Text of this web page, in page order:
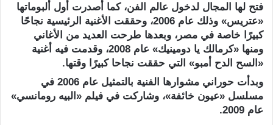
فتح لها المجال لدخول عالم الفن، كما أصدرت أول ألبوماتها
«عتريس» وذلك عام 2006، وحققت الأغنية الرئيسية نجاحًا
كبيرًا خاصة في مصر، وبعدها طرحت العديد من الأغاني
ومنها «كرمالك يا دومينيك» عام 2008، وقدمت فيه أغنية
«السح الدح أمبو» التي حققت نجاحا كبيرًا وقتها.
وبدأت حوراني مشوارها الفنية بالتمثيل عام 2006 في
مسلسل «عيون خائفة»، وشاركت في فيلم «البيه رومانسي»
عام 2009.